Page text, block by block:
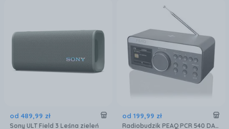
od 489,99 zł
Sony ULT Field 3 Leśna zieleń
od 199,99 zł
Radiobudzik PEAQ PCR 540 DAB+